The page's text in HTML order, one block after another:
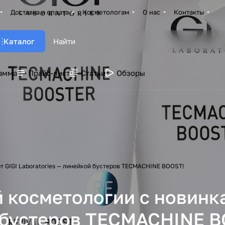
Доставка и оплата Косметологам О нас Контакты
Каталог
Прайс-лист Статьи Обзоры
Laboratories — линейкой бустеров TECMACHINE BOOST!
с
TECMACHINE